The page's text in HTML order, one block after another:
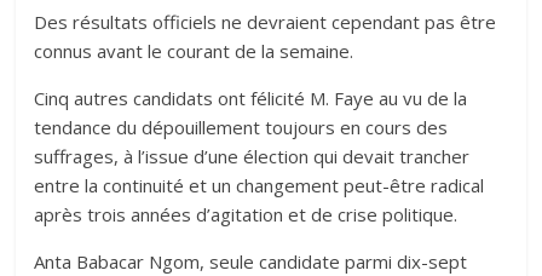
Des résultats officiels ne devraient cependant pas être
connus avant le courant de la semaine.
Cinq autres candidats ont félicité M. Faye au vu de la
tendance du dépouillement toujours en cours des
suffrages, à l’issue d’une élection qui devait trancher
entre la continuité et un changement peut-être radical
après trois années d’agitation et de crise politique.
Anta Babacar Ngom, seule candidate parmi dix-sept